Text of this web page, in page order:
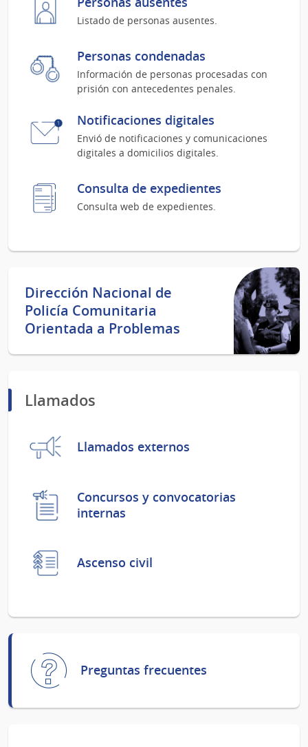
Listado de personas ausentes.
Personas condenadas
Información de personas procesadas con
prisión con antecedentes penales.
Notificaciones digitales
Envió de notificaciones y comunicaciones
digitales a domicilios digitales.
Consulta de expedientes
Consulta web de expedientes.
Dirección Nacional de
Policía Comunitaria
Orientada a Problemas
Llamados
Llamados externos
Concursos y convocatorias
internas
Ascenso civil
Preguntas frecuentes